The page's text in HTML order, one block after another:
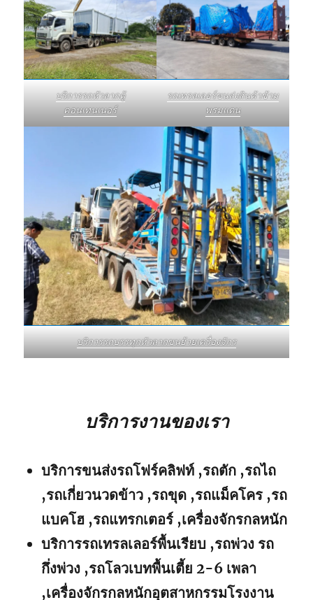
บริการรถหัวลากตู้
คอนเทนเนอร์
รถเทรลเลอร์ขนส่งสินค้าข้าม
พรมแดน
บริการรถบรรทุกหัวลากขนย้ายเครื่องจักร
บริการงานของเรา
บริการขนส่งรถโฟร์คลิฟท์ ,รถตัก ,รถไถ
,รถเกี่ยวนวดข้าว ,รถขุด ,รถแม็คโคร ,รถ
แบคโฮ ,รถแทรกเตอร์ ,เครื่องจักรกลหนัก
บริการรถเทรลเลอร์พื้นเรียบ ,รถพ่วง รถ
กึ่งพ่วง ,รถโลวเบทพื้นเตี้ย 2-6 เพลา
,เครื่องจักรกลหนักอุตสาหกรรมโรงงาน